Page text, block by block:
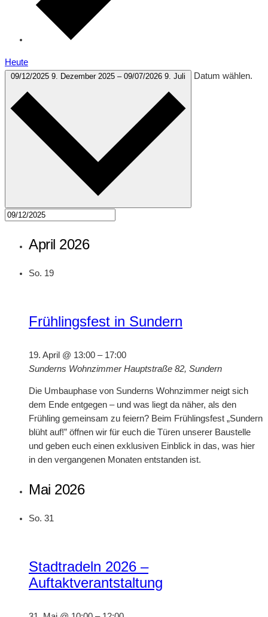
Heute
09/12/2025 9. Dezember 2025 – 09/07/2026 9. Juli Datum wählen.
April 2026
So. 19
Frühlingsfest in Sundern
19. April @ 13:00 – 17:00
Sunderns WohnzimmerHauptstraße 82, Sundern
Die Umbauphase von Sunderns Wohnzimmer neigt sich
dem Ende entgegen – und was liegt da näher, als den
Frühling gemeinsam zu feiern? Beim Frühlingsfest „Sundern
blüht auf!” öffnen wir für euch die Türen unserer Baustelle
und geben euch einen exklusiven Einblick in das, was hier
in den vergangenen Monaten entstanden ist.
Mai 2026
So. 31
Stadtradeln 2026 –
Auftaktverantstaltung